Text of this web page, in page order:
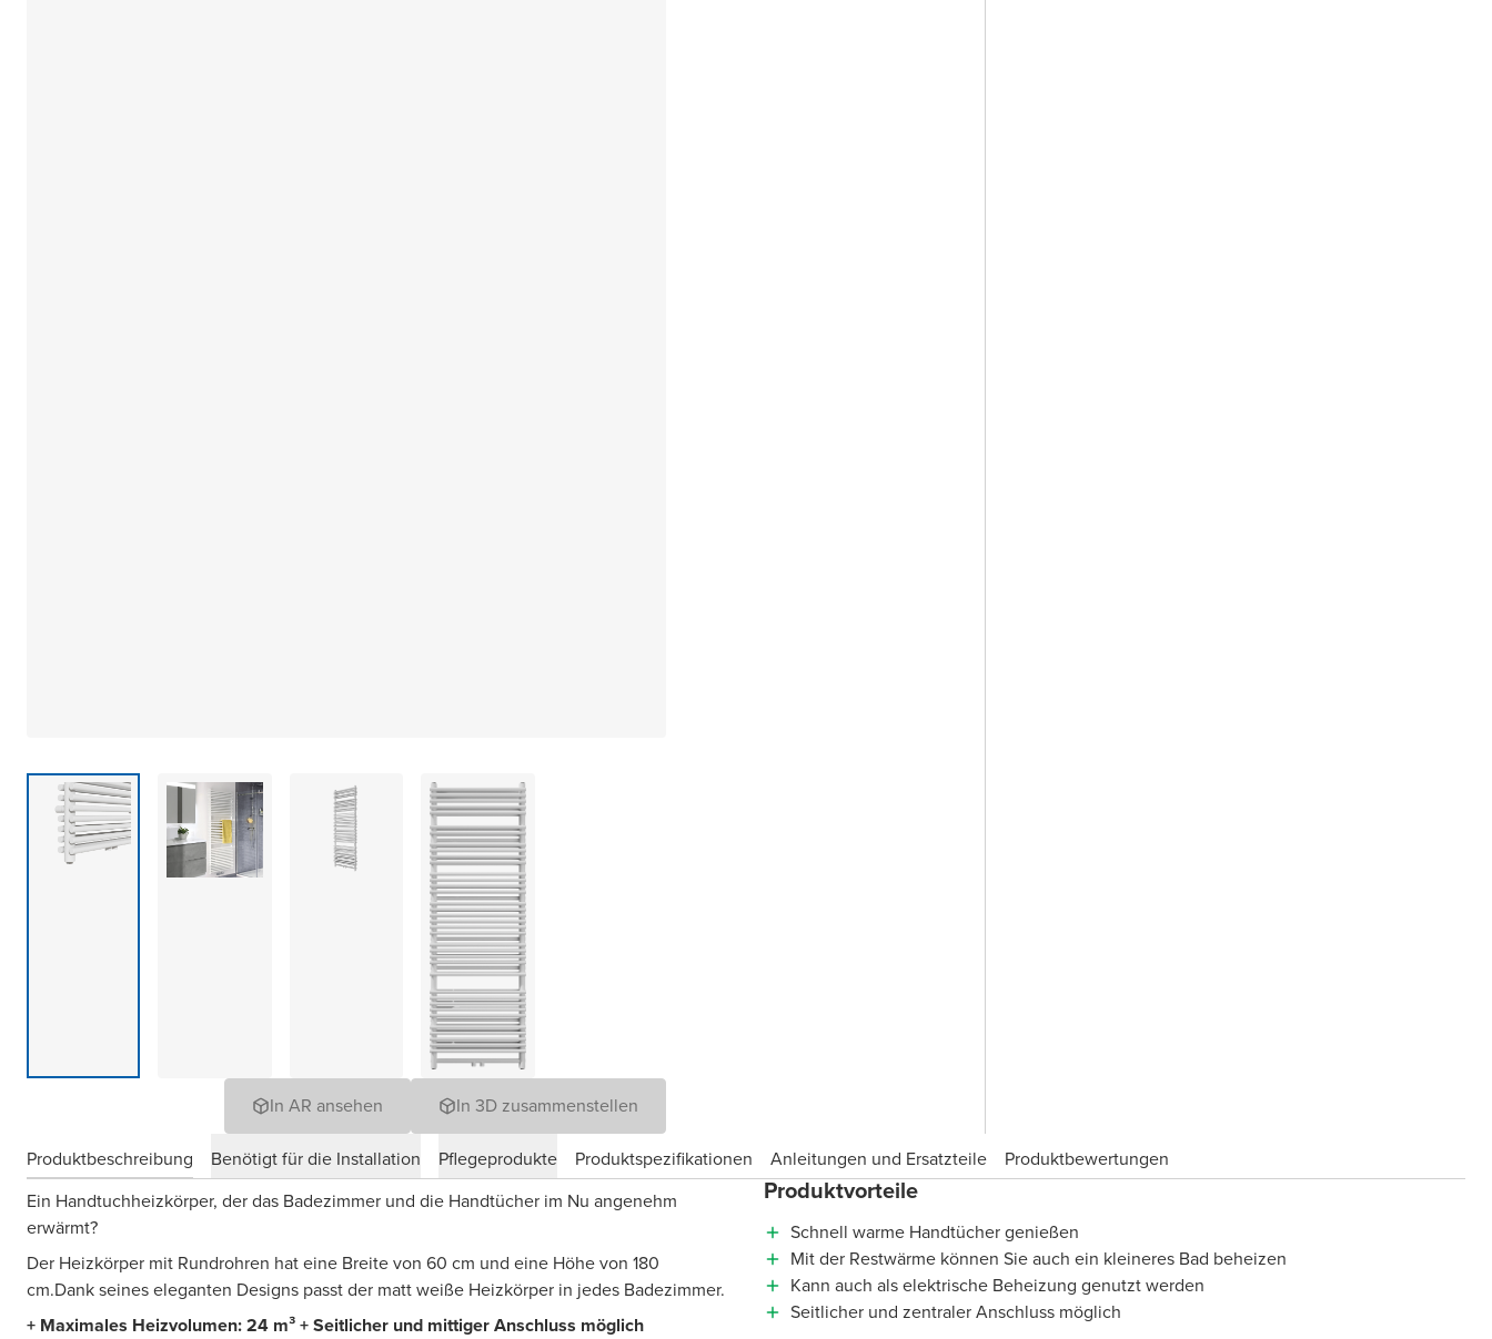
In AR ansehen In 3D zusammenstellen
Produktbeschreibung Benötigt für die Installation Pflegeprodukte Produktspezifikationen Anleitungen und Ersatzteile
Produktbewertungen
Ein Handtuchheizkörper, der das Badezimmer und die Handtücher im Nu angenehm
erwärmt?
Der Heizkörper mit Rundrohren hat eine Breite von 60 cm und eine Höhe von 180
cm.Dank seines eleganten Designs passt der matt weiße Heizkörper in jedes Badezimmer.
+ Maximales Heizvolumen: 24 m³ + Seitlicher und mittiger Anschluss möglich
Produktvorteile
Schnell warme Handtücher genießen
Mit der Restwärme können Sie auch ein kleineres Bad beheizen
Kann auch als elektrische Beheizung genutzt werden
Seitlicher und zentraler Anschluss möglich